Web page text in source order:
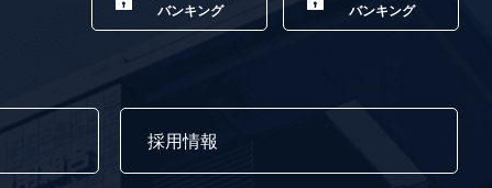
バンキング
バンキング
採用情報